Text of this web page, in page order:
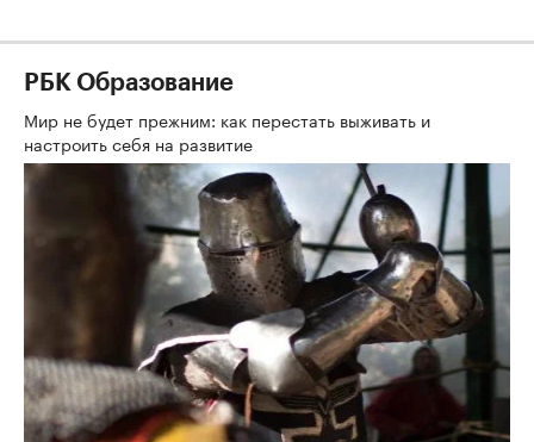
РБК Образование
Мир не будет прежним: как перестать выживать и
настроить себя на развитие